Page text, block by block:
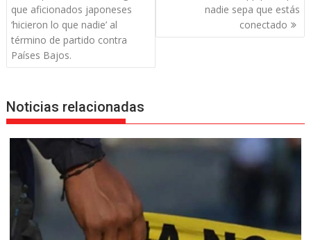
de
entradas
que aficionados japoneses
‘hicieron lo que nadie’ al
término de partido contra
Países Bajos.
nadie sepa que estás
conectado
Noticias relacionadas